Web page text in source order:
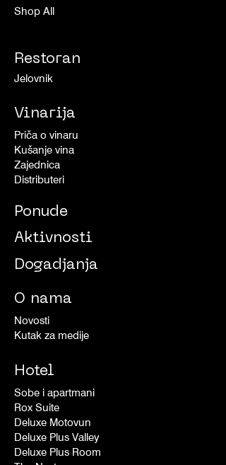
Shop All
Restoran
Jelovnik
Vinarija
Priča o vinaru
Kušanje vina
Zajednica
Distributeri
Ponude
Aktivnosti
Dogadjanja
O nama
Novosti
Kutak za medije
Hotel
Sobe i apartmani
Rox Suite
Deluxe Motovun
Deluxe Plus Valley
Deluxe Plus Room